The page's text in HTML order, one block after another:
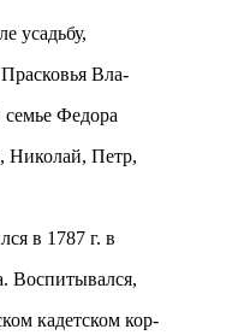
усадьбу,
Вла-
Федора
Николай, Петр,
в 1787 г. в
Воспитывался,
кадетском кор-